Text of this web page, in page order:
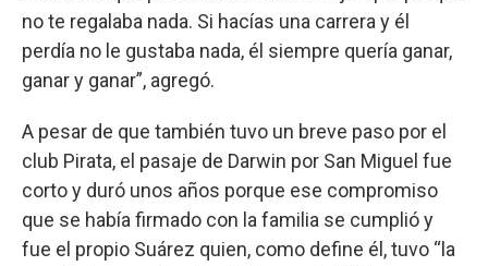
no te regalaba nada. Si hacías una carrera y él
perdía no le gustaba nada, él siempre quería ganar,
ganar y ganar”, agregó.
A pesar de que también tuvo un breve paso por el
club Pirata, el pasaje de Darwin por San Miguel fue
corto y duró unos años porque ese compromiso
que se había firmado con la familia se cumplió y
fue el propio Suárez quien, como define él, tuvo “la